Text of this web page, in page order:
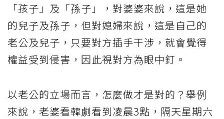
「孩子」及「孫子」，對婆婆來說，這是她
的兒子及孫子，但對媳婦來說，這是自己的
老公及兒子，只要對方插手干涉，就會覺得
權益受到侵害，因此視對方為眼中釘。
以老公的立場而言，怎麼做才是對的？舉例
來說，老婆看韓劇看到凌晨3點，隔天星期六